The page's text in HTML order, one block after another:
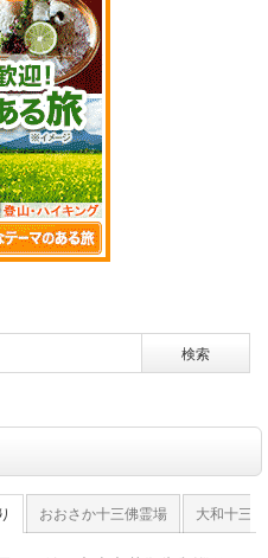
おおさか十三佛霊場 大和十三